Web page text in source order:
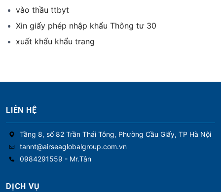
vào thầu ttbyt
Xin giấy phép nhập khẩu Thông tư 30
xuất khẩu khẩu trang
LIÊN HỆ
Tầng 8, số 82 Trần Thái Tông, Phường Cầu Giấy, TP Hà Nội
tannt@airseaglobalgroup.com.vn
0984291559 - Mr.Tân
DỊCH VỤ